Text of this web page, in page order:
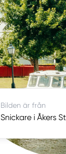
Bilden är från
Snickare i Åkers